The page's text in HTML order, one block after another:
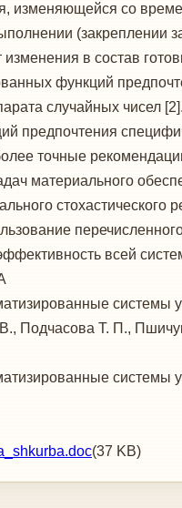
изме­няющейся со
(закреплении
изменения в состав
функций
случайных чисел [2].
предпочтения
точные
материального
стохастического
всей
Подчасова Т. П.,
системы
(37 KB)